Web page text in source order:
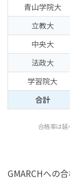
青山学院大
立教大
中央大
法政大
学習院大
合計
合格率は
GMARCHへの